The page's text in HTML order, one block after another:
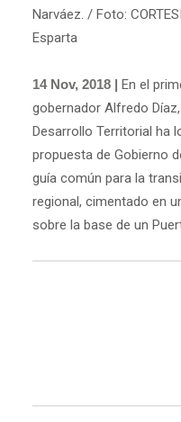
Narváez. / Foto:
Esparta
14 Nov, 2018 | En el
gobernador Alfredo
Desarrollo Territorial ha
propuesta de Gobierno
guía común para la
regional, cimentado en
sobre la base de un